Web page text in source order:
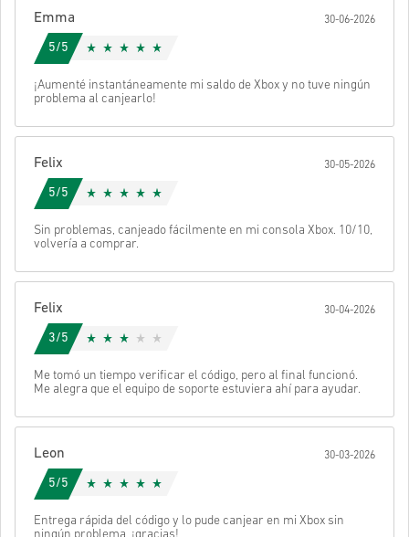
Mira la guía rápida arriba o sigue los pasos abajo 👇
• Introduce tu correo electrónico
• Selecciona tu método de pago preferido
tu código.
Contenido descargable o productos DLC: debes tener el
juego original para poder jugar a esta expansión.
Puede recibir más de un código para algunos productos.
Cancelar Enviar
Emma 30-06-2026
5/5
¡Aumenté instantáneamente mi saldo de Xbox y no tuve ningún
problema al canjearlo!
Felix 30-05-2026
5/5
Sin problemas, canjeado fácilmente en mi consola Xbox. 10/10,
volvería a comprar.
Felix 30-04-2026
3/5
Me tomó un tiempo verificar el código, pero al final funcionó.
Me alegra que el equipo de soporte estuviera ahí para ayudar.
Leon 30-03-2026
5/5
Entrega rápida del código y lo pude canjear en mi Xbox sin